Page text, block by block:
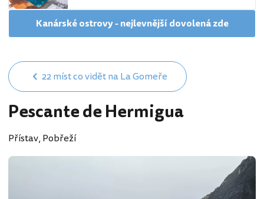
Kanárské ostrovy - nejlevnější dovolená zde
22 míst co vidět na La Gomeře
Pescante de Hermigua
Přístav, Pobřeží